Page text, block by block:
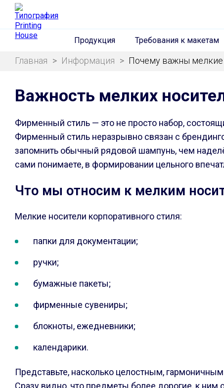
Продукция Требования к макетам
Главная > Информация > Почему важны мелкие
Важность мелких
Фирменный стиль — это не просто набор,
Фирменный стиль неразрывно связан с
запомнить обычный рядовой шампунь, чем
сами понимаете, в формировании цельного
Что мы относим к мелким
Мелкие носители корпоративного стиля:
папки для документации;
ручки;
бумажные пакеты;
фирменные сувениры;
блокноты, ежедневники;
календарики.
Представьте, насколько целостным,
Сразу видно, что предметы более дорогие, к ним